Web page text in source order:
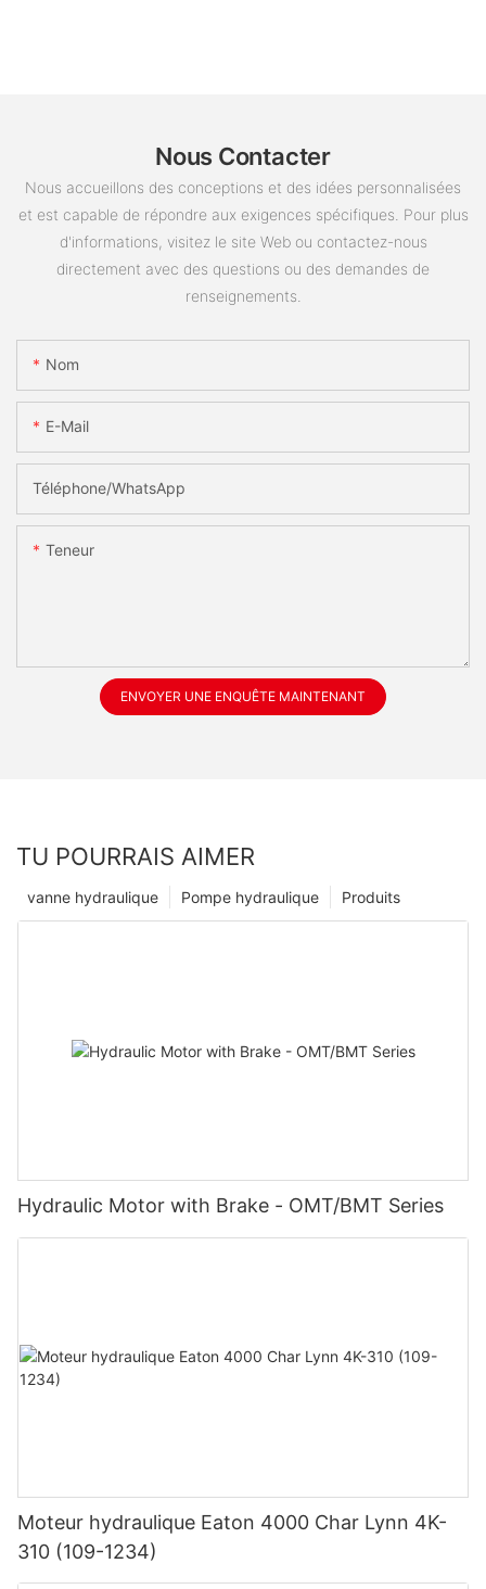
Nous Contacter
Nous accueillons des conceptions et des idées personnalisées
et est capable de répondre aux exigences spécifiques. Pour plus
d'informations, visitez le site Web ou contactez-nous
directement avec des questions ou des demandes de
renseignements.
Nom
E-Mail
Téléphone/WhatsApp
Teneur
ENVOYER UNE ENQUÊTE MAINTENANT
TU POURRAIS AIMER
Produits
Pompe hydraulique
vanne hydraulique
Hydraulic Motor with Brake - OMT/BMT Series
Moteur hydraulique Eaton 4000 Char Lynn 4K-
310 (109-1234)